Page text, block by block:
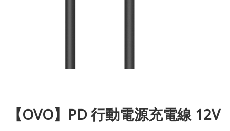
【OVO】PD 行動電源充電線 12V